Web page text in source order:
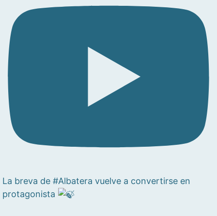
La breva de #Albatera vuelve a convertirse en
protagonista